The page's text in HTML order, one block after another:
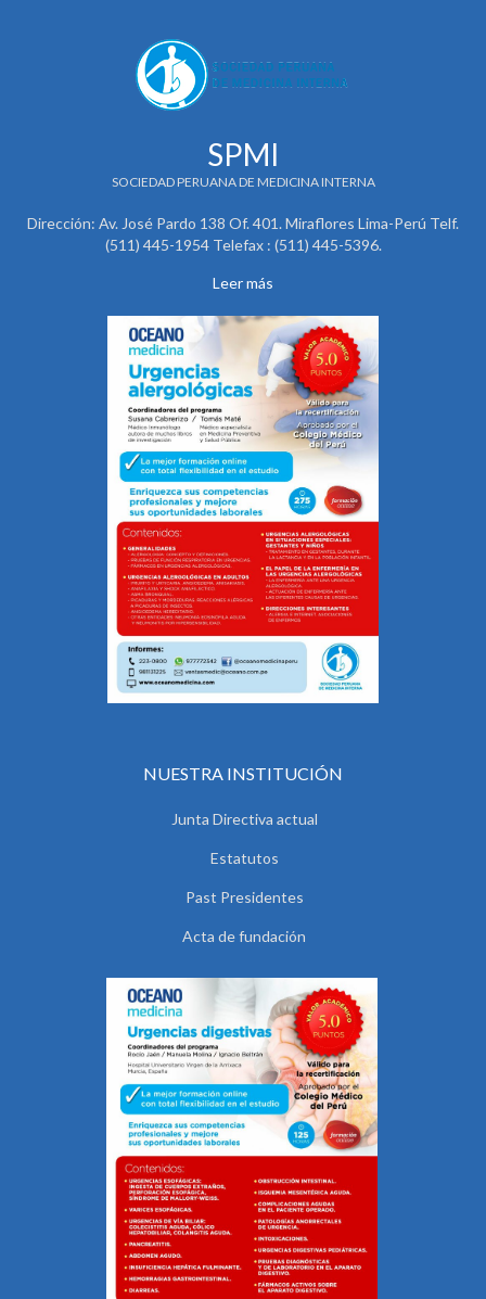
SPMI
SOCIEDAD PERUANA DE MEDICINA INTERNA
Dirección: Av. José Pardo 138 Of. 401. Miraflores Lima-Perú Telf.
(511) 445-1954 Telefax : (511) 445-5396.
Leer más
NUESTRA INSTITUCIÓN
Junta Directiva actual
Estatutos
Past Presidentes
Acta de fundación